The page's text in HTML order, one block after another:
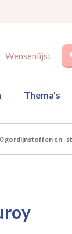
Wensenlijst
Thema's
gordijnstoffen en -